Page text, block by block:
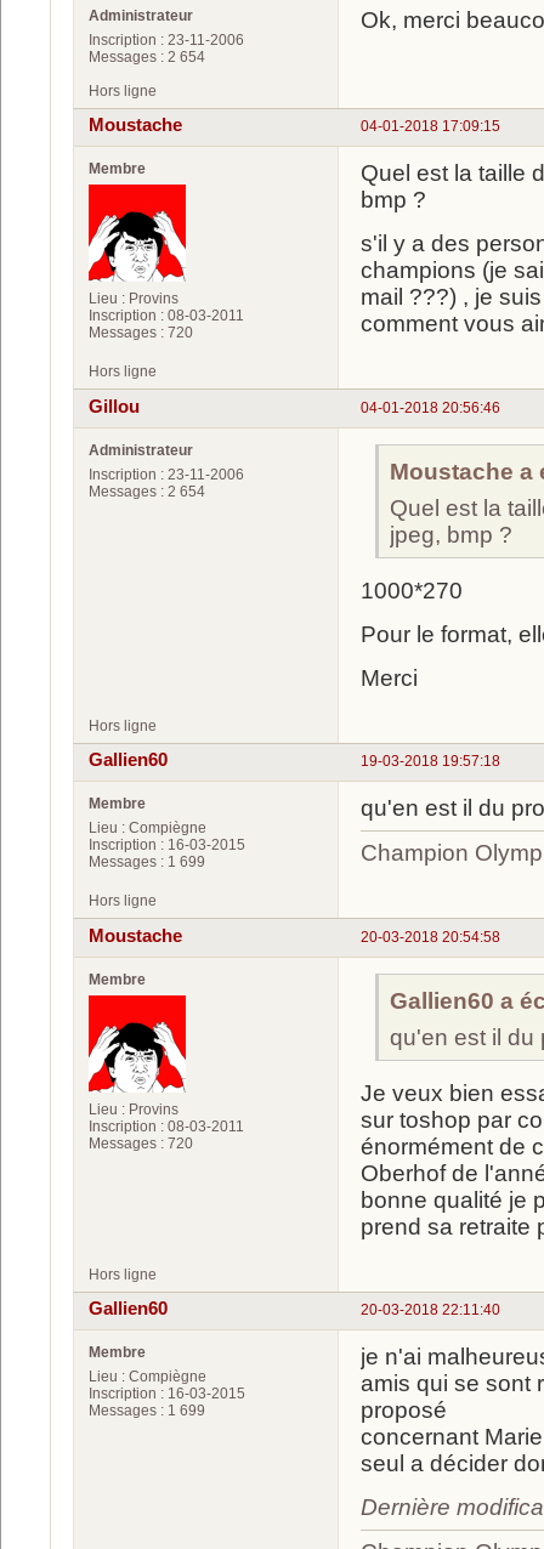
Administrateur
Inscription : 23-11-2006
Messages : 2 654
Ok, merci
Hors ligne
04-01-2018 17:09:15
Moustache
Membre
Lieu : Provins
Inscription : 08-03-2011
Messages : 720
Quel est la taille
bmp ?
s'il y a des
champions (je
mail ???) , je
comment vous
Hors ligne
04-01-2018 20:56:46
Gillou
Administrateur
Inscription : 23-11-2006
Messages : 2 654
Moustache a
Quel est la
jpeg, bmp ?
1000*270
Pour le format,
Merci
Hors ligne
19-03-2018 19:57:18
Gallien60
Membre
Lieu : Compiègne
Inscription : 16-03-2015
Messages : 1 699
qu'en est il du
Champion
Hors ligne
20-03-2018 20:54:58
Moustache
Membre
Lieu : Provins
Inscription : 08-03-2011
Messages : 720
Gallien60 a
qu'en est il du
Je veux bien
sur toshop par
énormément de
Oberhof de
bonne qualité je
prend sa retraite
Hors ligne
20-03-2018 22:11:40
Gallien60
Membre
Lieu : Compiègne
Inscription : 16-03-2015
Messages : 1 699
je n'ai
amis qui se sont
proposé
concernant
seul a décider
Dernière